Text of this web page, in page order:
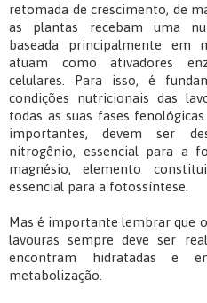
retomada de crescimento, de
as plantas recebam uma
baseada principalmente em
atuam como ativadores
celulares. Para isso, é
condições nutricionais das
todas as suas fases
importantes, devem ser
nitrogênio, essencial para a
magnésio, elemento
essencial para a fotossíntese.
Mas é importante lembrar que
lavouras sempre deve ser
encontram hidratadas e
metabolização.